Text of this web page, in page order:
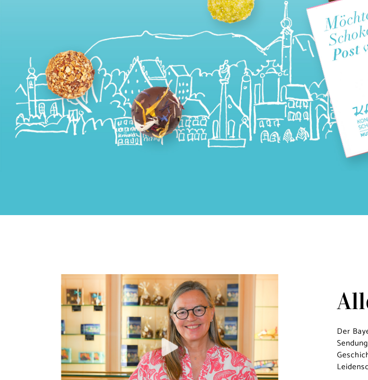
Der
Sendung